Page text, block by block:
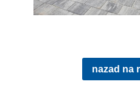
nazad na